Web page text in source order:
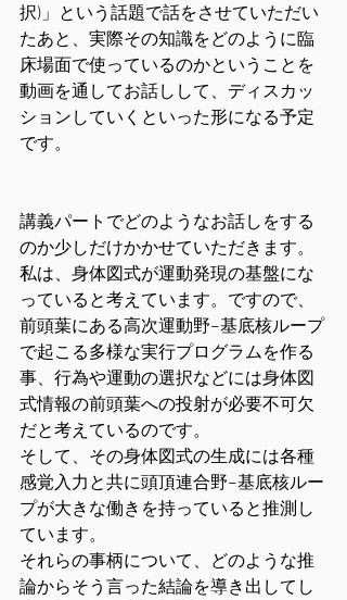
択)」という話題で話をさせていただい
たあと、実際その知識をどのように臨
床場面で使っているのかということを
動画を通してお話しして、ディスカッ
ションしていくといった形になる予定
です。
講義パートでどのようなお話しをする
のか少しだけかかせていただきます。
私は、身体図式が運動発現の基盤にな
っていると考えています。ですので、
前頭葉にある高次運動野−基底核ループ
で起こる多様な実行プログラムを作る
事、行為や運動の選択などには身体図
式情報の前頭葉への投射が必要不可欠
だと考えているのです。
そして、その身体図式の生成には各種
感覚入力と共に頭頂連合野−基底核ルー
プが大きな働きを持っていると推測し
ています。
それらの事柄について、どのような推
論からそう言った結論を導き出してし